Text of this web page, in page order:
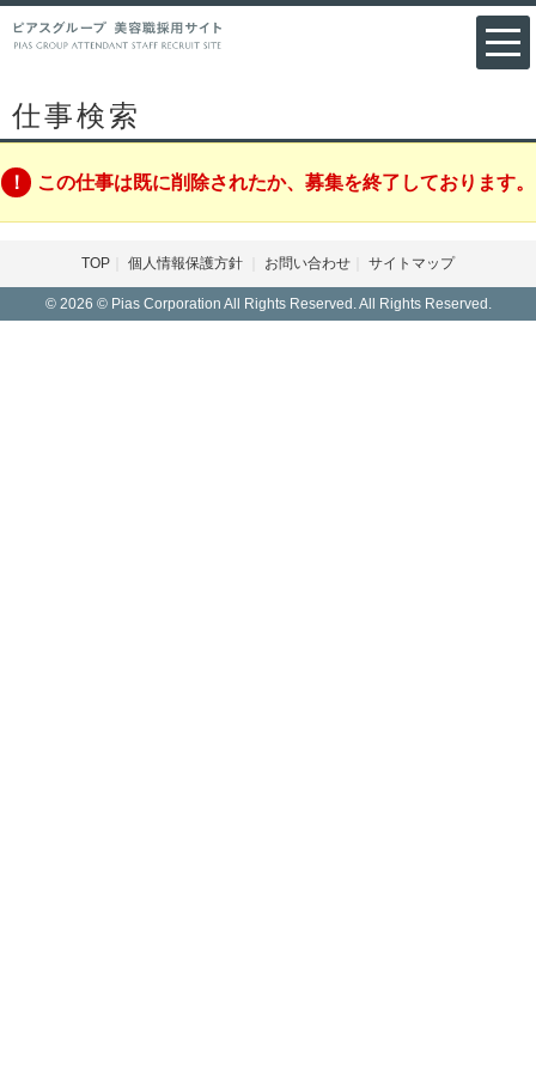
仕事検索
この仕事は既に削除されたか、募集を終了しております。
TOP 個人情報保護方針 お問い合わせ サイトマップ
© 2026 © Pias Corporation All Rights Reserved. All Rights Reserved.